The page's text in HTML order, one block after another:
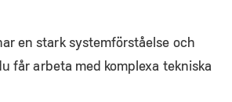
en stark systemförståelse och
får arbeta med komplexa tekniska